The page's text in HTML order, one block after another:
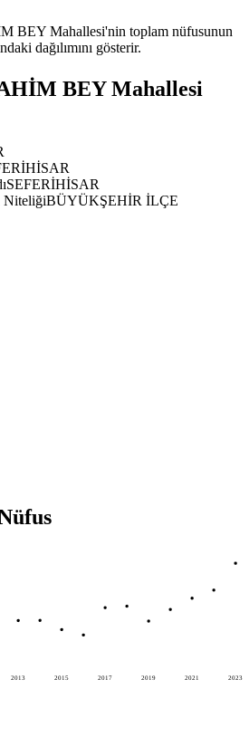
BEY Mahallesi'nin toplam nüfusunun
dağılımını gösterir.
BEYMahallesi
SEFERİHİSAR
NiteliğiBÜYÜKŞEHİR İLÇE
2013 2015 2017 2019 2021 2023